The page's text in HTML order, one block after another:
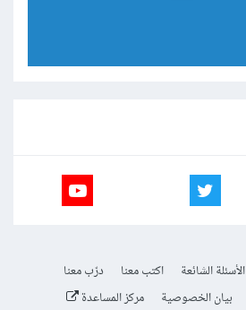
الأسئلة الشائعة اكتب معنا
درّب معنا
بيان الخصوصية مركز المساعدة